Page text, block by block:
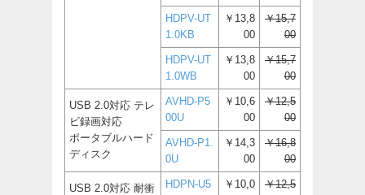
HDPV-UT
1.0KB
￥13,8
00
￥15,7
00
HDPV-UT
1.0WB
￥13,8
00
￥15,7
00
USB 2.0対応 テレ
ビ録画対応
ポータブルハード
ディスク
AVHD-P5
00U
￥10,6
00
￥12,5
00
AVHD-P1.
0U
￥14,3
00
￥16,8
00
USB 2.0対応 耐衝
HDPN-U5
￥10,0
￥12,5